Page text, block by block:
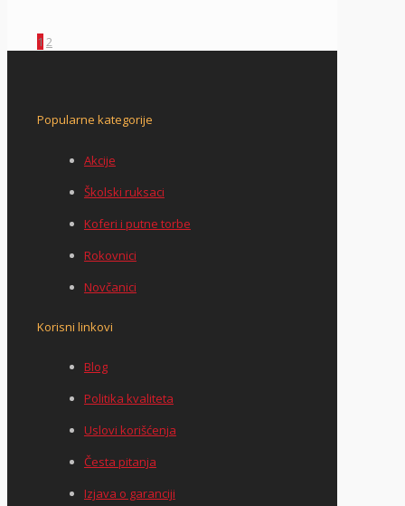
1 2
Popularne kategorije
Akcije
Školski ruksaci
Koferi i putne torbe
Rokovnici
Novčanici
Korisni linkovi
Blog
Politika kvaliteta
Uslovi korišćenja
Česta pitanja
Izjava o garanciji